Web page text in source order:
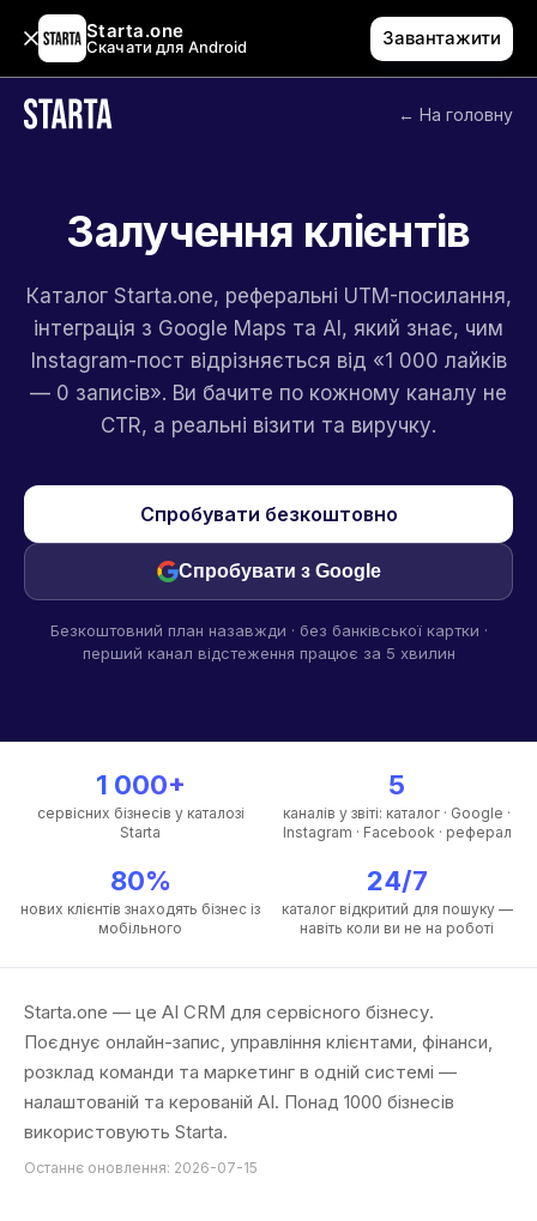
Starta.one
Скачати для Android Завантажити
← На головну
Залучення клієнтів
Каталог Starta.one, реферальні UTM-посилання,
інтеграція з Google Maps та AI, який знає, чим
Instagram-пост відрізняється від «1 000 лайків
— 0 записів». Ви бачите по кожному каналу не
CTR, а реальні візити та виручку.
Спробувати безкоштовно
Спробувати з Google
Безкоштовний план назавжди · без банківської картки ·
перший канал відстеження працює за 5 хвилин
1 000+
сервісних бізнесів у каталозі
Starta
5
каналів у звіті: каталог · Google ·
Instagram · Facebook · реферал
80%
нових клієнтів знаходять бізнес із
мобільного
24/7
каталог відкритий для пошуку —
навіть коли ви не на роботі
Starta.one — це AI CRM для сервісного бізнесу.
Поєднує онлайн-запис, управління клієнтами, фінанси,
розклад команди та маркетинг в одній системі —
налаштованій та керованій AI. Понад 1000 бізнесів
використовують Starta.
Останнє оновлення: 2026-07-15